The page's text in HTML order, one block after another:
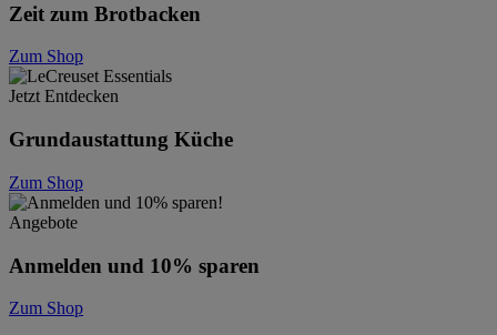
Zeit zum Brotbacken
Zum Shop
Jetzt Entdecken
Grundaustattung Küche
Zum Shop
Angebote
Anmelden und 10% sparen
Zum Shop